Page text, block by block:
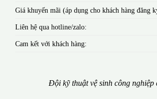
Giá khuyến mãi (áp dụng cho khách hàng đăng
Liên hệ qua hotline/zalo:
Cam kết với khách hàng:
Đội kỹ thuật vệ sinh công nghiệp